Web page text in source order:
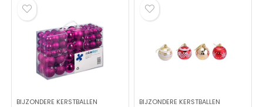
BIJZONDERE KERSTBALLEN BIJZONDERE KERSTBALLEN